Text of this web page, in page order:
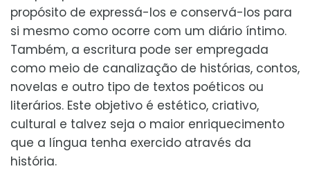
propósito de expressá-los e conservá-los para
si mesmo como ocorre com um diário íntimo.
Também, a escritura pode ser empregada
como meio de canalização de histórias, contos,
novelas e outro tipo de textos poéticos ou
literários. Este objetivo é estético, criativo,
cultural e talvez seja o maior enriquecimento
que a língua tenha exercido através da
história.